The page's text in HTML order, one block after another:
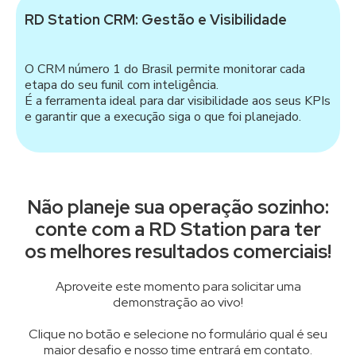
RD Station CRM: Gestão e Visibilidade
O CRM número 1 do Brasil permite monitorar cada
etapa do seu funil com inteligência.
É a ferramenta ideal para dar visibilidade aos seus KPIs
e garantir que a execução siga o que foi planejado.
Não planeje sua operação sozinho:
conte com a RD Station para ter
os melhores resultados comerciais!
Aproveite este momento para solicitar uma
demonstração ao vivo!
Clique no botão e selecione no formulário qual é seu
maior desafio e nosso time entrará em contato.